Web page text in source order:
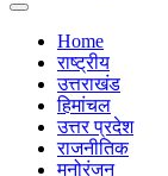
Home
राष्ट्रीय
उत्तराखंड
हिमांचल
उत्तर प्रदेश
राजनीतिक
मनोरंजन